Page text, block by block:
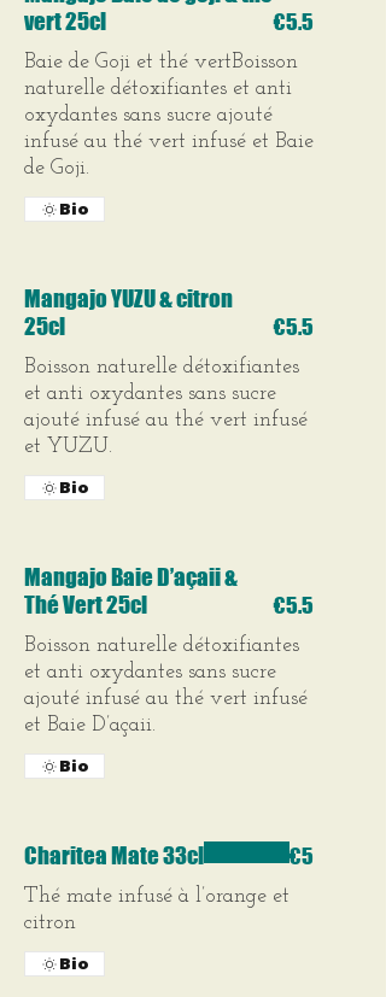
vert 25cl
Baie de Goji et thé vertBoisson
naturelle détoxifiantes et anti
oxydantes sans sucre ajouté
infusé au thé vert infusé et Baie
de Goji.
€5.5
Bio
Mangajo YUZU & citron
25cl
Boisson naturelle détoxifiantes
et anti oxydantes sans sucre
ajouté infusé au thé vert infusé
et YUZU.
€5.5
Bio
Mangajo Baie D’açaii &
Thé Vert 25cl
Boisson naturelle détoxifiantes
et anti oxydantes sans sucre
ajouté infusé au thé vert infusé
et Baie D’açaii.
€5.5
Bio
Charitea Mate 33cl
Thé mate infusé à l’orange et
citron
€5
Bio